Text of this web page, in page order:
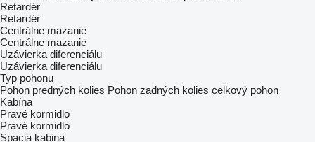
Retardér
Retardér
Centrálne mazanie
Centrálne mazanie
Uzávierka diferenciálu
Uzávierka diferenciálu
Typ pohonu
Pohon predných kolies Pohon zadných kolies celkový pohon
Kabína
Pravé kormidlo
Pravé kormidlo
Spacia kabina